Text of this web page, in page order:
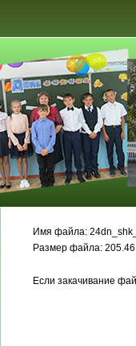
Имя файла:
Размер файла:
Если закачивание